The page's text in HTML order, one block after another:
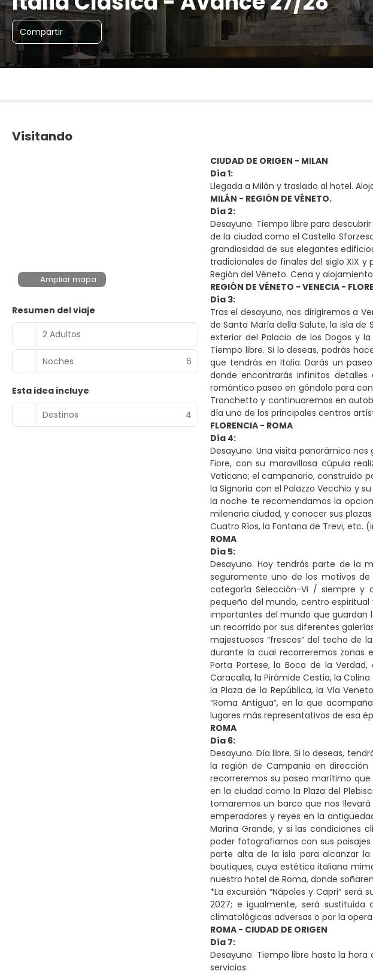
Compartir
Visitando
Ampliar mapa
Resumen del viaje
2 Adultos
Noches 6
Esta idea incluye
Destinos
4
CIUDAD DE ORIGEN - MILAN
Día 1:
Llegada a Milán y traslado al hotel.
MILÁN - REGIÓN DE VÉNETO.
Día 2:
Desayuno. Tiempo libre para
de la ciudad como el Castello
grandiosidad de sus elegantes
tradicionales de finales del siglo XIX
Región del Véneto. Cena y
REGIÓN DE VÉNETO - VENECIA -
Día 3:
Tras el desayuno, nos dirigiremos a
de Santa María della Salute, la isla
exterior del Palacio de los Dogos y
Tiempo libre. Si lo deseas, podrás
que tendrás en Italia. Darás un
donde encontrarás infinitos
romántico paseo en góndola para
Tronchetto y continuaremos en
día uno de los principales centros
FLORENCIA - ROMA
Día 4:
Desayuno. Una visita panorámica
Fiore, con su maravillosa cúpula
Vaticano; el campanario, construido
la Signoria con el Palazzo Vecchio y
la noche te recomendamos la
milenaria ciudad, y conocer sus
Cuatro Ríos, la Fontana de Trevi, etc.
ROMA
Día 5:
Desayuno. Hoy tendrás parte de la
seguramente uno de los motivos
categoría Selección-Vi / siempre y
pequeño del mundo, centro
importantes del mundo que guardan
un recorrido por sus diferentes
majestuosos “frescos” del techo de
durante la cual recorreremos zonas
Porta Portese, la Boca de la
Caracalla, la Pirámide Cestia, la
la Plaza de la República, la Vía
“Roma Antigua”, en la que
lugares más representativos de esa
ROMA
Día 6:
Desayuno. Día libre. Si lo deseas,
la región de Campania en
recorreremos su paseo marítimo
en la ciudad como la Plaza del
tomaremos un barco que nos
emperadores y reyes en la
Marina Grande, y si las condiciones
poder fotografiarnos con sus
parte alta de la isla para alcanzar la
boutiques, cuya estética italiana
nuestro hotel de Roma, donde
*La excursión “Nápoles y Capri” será
2027; e igualmente, será
climatológicas adversas o por la
ROMA - CIUDAD DE ORIGEN
Día 7:
Desayuno. Tiempo libre hasta la
servicios.